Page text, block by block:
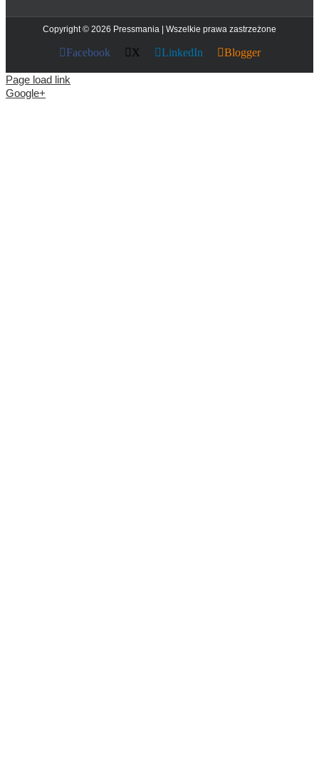
Copyright © 2026 Pressmania | Wszelkie prawa zastrzeżone
Facebook X LinkedIn Blogger
Page load link
Google+